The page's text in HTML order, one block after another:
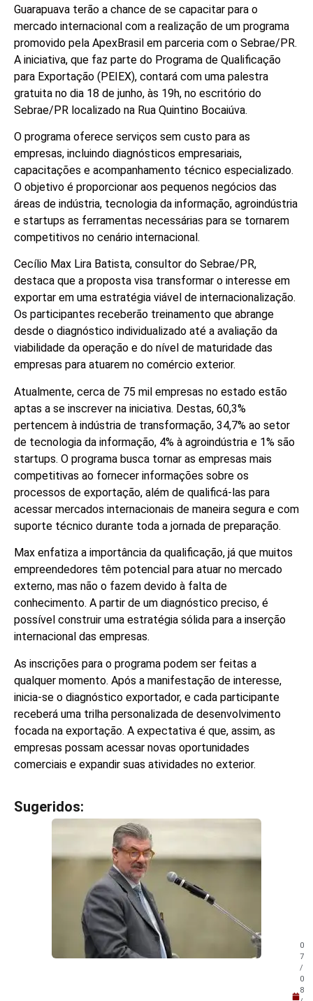
Guarapuava terão a chance de se capacitar para o
mercado internacional com a realização de um programa
promovido pela ApexBrasil em parceria com o Sebrae/PR.
A iniciativa, que faz parte do Programa de Qualificação
para Exportação (PEIEX), contará com uma palestra
gratuita no dia 18 de junho, às 19h, no escritório do
Sebrae/PR localizado na Rua Quintino Bocaiúva.
O programa oferece serviços sem custo para as
empresas, incluindo diagnósticos empresariais,
capacitações e acompanhamento técnico especializado.
O objetivo é proporcionar aos pequenos negócios das
áreas de indústria, tecnologia da informação, agroindústria
e startups as ferramentas necessárias para se tornarem
competitivos no cenário internacional.
Cecílio Max Lira Batista, consultor do Sebrae/PR,
destaca que a proposta visa transformar o interesse em
exportar em uma estratégia viável de internacionalização.
Os participantes receberão treinamento que abrange
desde o diagnóstico individualizado até a avaliação da
viabilidade da operação e do nível de maturidade das
empresas para atuarem no comércio exterior.
Atualmente, cerca de 75 mil empresas no estado estão
aptas a se inscrever na iniciativa. Destas, 60,3%
pertencem à indústria de transformação, 34,7% ao setor
de tecnologia da informação, 4% à agroindústria e 1% são
startups. O programa busca tornar as empresas mais
competitivas ao fornecer informações sobre os
processos de exportação, além de qualificá-las para
acessar mercados internacionais de maneira segura e com
suporte técnico durante toda a jornada de preparação.
Max enfatiza a importância da qualificação, já que muitos
empreendedores têm potencial para atuar no mercado
externo, mas não o fazem devido à falta de
conhecimento. A partir de um diagnóstico preciso, é
possível construir uma estratégia sólida para a inserção
internacional das empresas.
As inscrições para o programa podem ser feitas a
qualquer momento. Após a manifestação de interesse,
inicia-se o diagnóstico exportador, e cada participante
receberá uma trilha personalizada de desenvolvimento
focada na exportação. A expectativa é que, assim, as
empresas possam acessar novas oportunidades
comerciais e expandir suas atividades no exterior.
Sugeridos:
0
7
/
0
8